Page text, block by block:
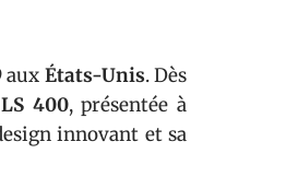
aux États-Unis. Dès
400, présentée à
innovant et sa